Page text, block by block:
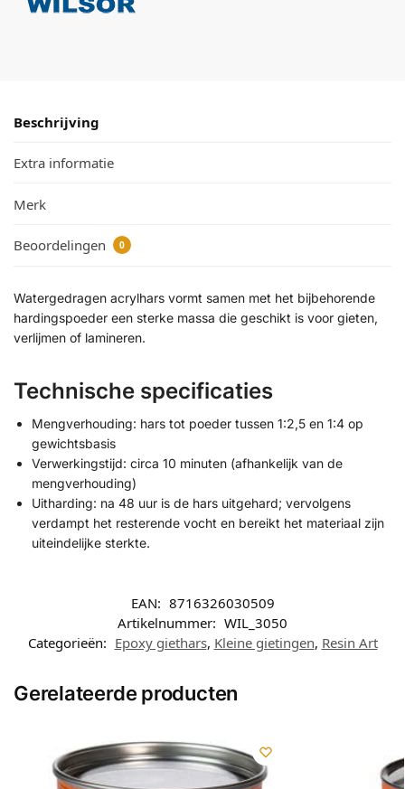
Beschrijving
Extra informatie
Merk
Beoordelingen 0
Watergedragen acrylhars vormt samen met het bijbehorende
hardingspoeder een sterke massa die geschikt is voor gieten,
verlijmen of lamineren.
Technische specificaties
Mengverhouding: hars tot poeder tussen 1:2,5 en 1:4 op
gewichtsbasis
Verwerkingstijd: circa 10 minuten (afhankelijk van de
mengverhouding)
Uitharding: na 48 uur is de hars uitgehard; vervolgens
verdampt het resterende vocht en bereikt het materiaal zijn
uiteindelijke sterkte.
EAN: 8716326030509
Artikelnummer: WIL_3050
Categorieën: Epoxy giethars, Kleine gietingen, Resin Art
Gerelateerde producten